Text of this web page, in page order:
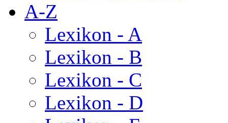
A-Z
Lexikon - A
Lexikon - B
Lexikon - C
Lexikon - D